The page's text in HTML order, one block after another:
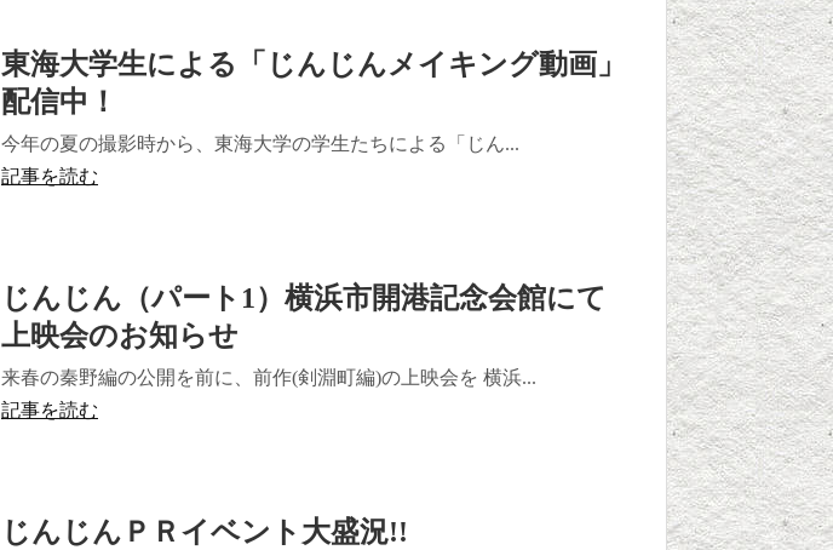
東海大学生による「じんじんメイキング動画」
配信中！
今年の夏の撮影時から、東海大学の学生たちによる「じん...
記事を読む
じんじん（パート1）横浜市開港記念会館にて
上映会のお知らせ
来春の秦野編の公開を前に、前作(剣淵町編)の上映会を 横浜...
記事を読む
じんじんＰＲイベント大盛況!!